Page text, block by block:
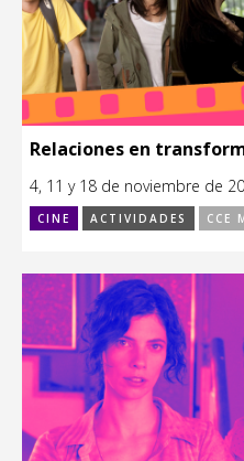
Relaciones en
4, 11 y 18 de noviembre de
CINE ACTIVIDADES CCE